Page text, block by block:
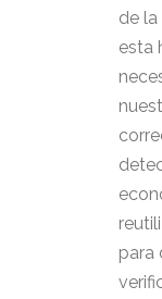
de
esta
para